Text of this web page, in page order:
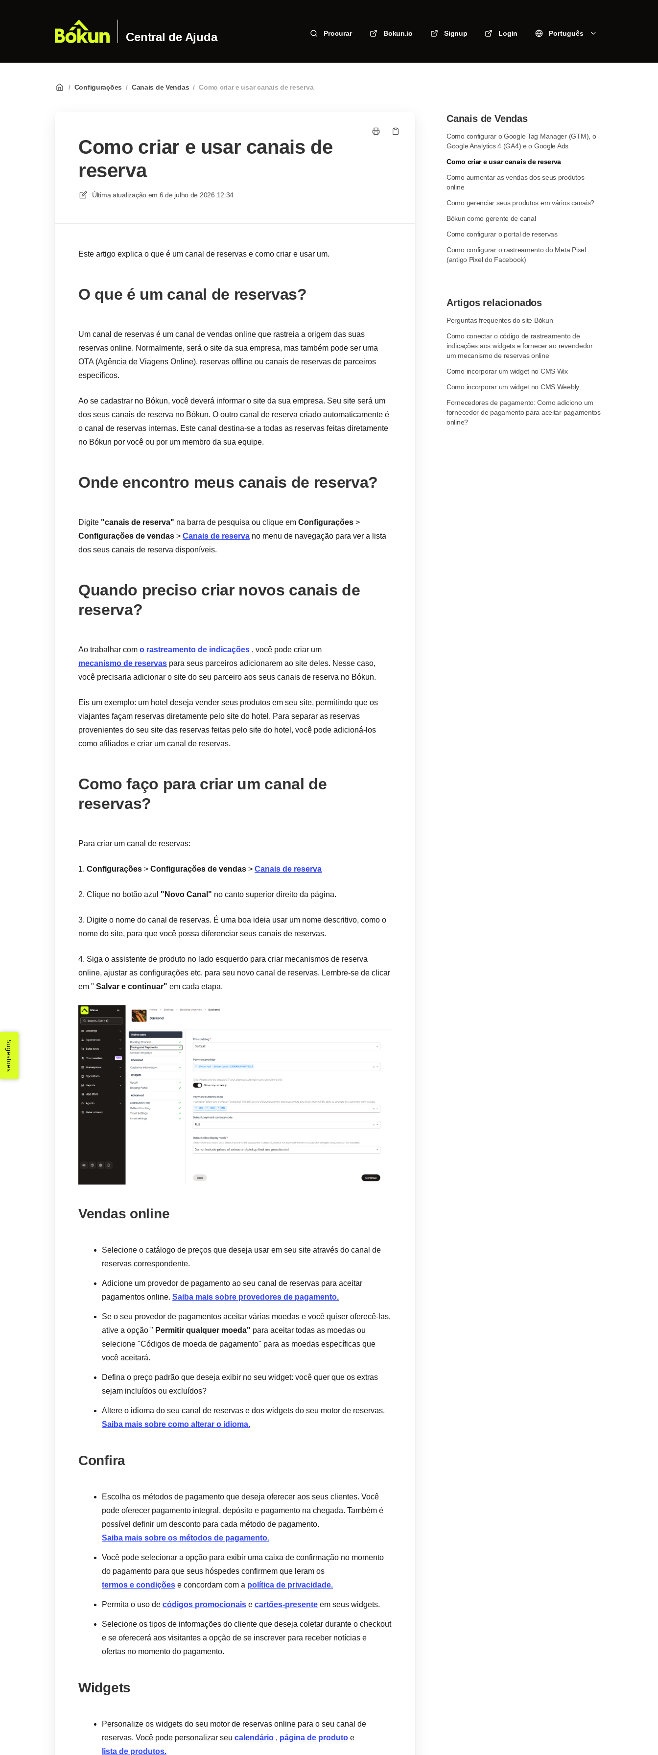
Central de Ajuda Procurar Bokun.io Signup Login Português
/ Configurações / Canais de Vendas / Como criar e usar canais de reserva
Como criar e usar canais de
reserva
Última atualização em 6 de julho de 2026 12:34
Este artigo explica o que é um canal de reservas e como criar e usar um.
O que é um canal de reservas?
Um canal de reservas é um canal de vendas online que rastreia a origem das suas
reservas online. Normalmente, será o site da sua empresa, mas também pode ser uma
OTA (Agência de Viagens Online), reservas offline ou canais de reservas de parceiros
específicos.
Ao se cadastrar no Bókun, você deverá informar o site da sua empresa. Seu site será um
dos seus canais de reserva no Bókun. O outro canal de reserva criado automaticamente é
o canal de reservas internas. Este canal destina-se a todas as reservas feitas diretamente
no Bókun por você ou por um membro da sua equipe.
Onde encontro meus canais de reserva?
Digite "canais de reserva" na barra de pesquisa ou clique em Configurações >
Configurações de vendas > Canais de reserva no menu de navegação para ver a lista
dos seus canais de reserva disponíveis.
Quando preciso criar novos canais de
reserva?
Ao trabalhar com o rastreamento de indicações , você pode criar um
mecanismo de reservas para seus parceiros adicionarem ao site deles. Nesse caso,
você precisaria adicionar o site do seu parceiro aos seus canais de reserva no Bókun.
Eis um exemplo: um hotel deseja vender seus produtos em seu site, permitindo que os
viajantes façam reservas diretamente pelo site do hotel. Para separar as reservas
provenientes do seu site das reservas feitas pelo site do hotel, você pode adicioná-los
como afiliados e criar um canal de reservas.
Como faço para criar um canal de
reservas?
Para criar um canal de reservas:
1. Configurações > Configurações de vendas > Canais de reserva
2. Clique no botão azul "Novo Canal" no canto superior direito da página.
3. Digite o nome do canal de reservas. É uma boa ideia usar um nome descritivo, como o
nome do site, para que você possa diferenciar seus canais de reservas.
4. Siga o assistente de produto no lado esquerdo para criar mecanismos de reserva
online, ajustar as configurações etc. para seu novo canal de reservas. Lembre-se de clicar
em " Salvar e continuar" em cada etapa.
Vendas online
Selecione o catálogo de preços que deseja usar em seu site através do canal de
reservas correspondente.
Adicione um provedor de pagamento ao seu canal de reservas para aceitar
pagamentos online. Saiba mais sobre provedores de pagamento.
Se o seu provedor de pagamentos aceitar várias moedas e você quiser oferecê-las,
ative a opção " Permitir qualquer moeda" para aceitar todas as moedas ou
selecione "Códigos de moeda de pagamento" para as moedas específicas que
você aceitará.
Defina o preço padrão que deseja exibir no seu widget: você quer que os extras
sejam incluídos ou excluídos?
Altere o idioma do seu canal de reservas e dos widgets do seu motor de reservas.
Saiba mais sobre como alterar o idioma.
Confira
Escolha os métodos de pagamento que deseja oferecer aos seus clientes. Você
pode oferecer pagamento integral, depósito e pagamento na chegada. Também é
possível definir um desconto para cada método de pagamento.
Saiba mais sobre os métodos de pagamento.
Você pode selecionar a opção para exibir uma caixa de confirmação no momento
do pagamento para que seus hóspedes confirmem que leram os
termos e condições e concordam com a política de privacidade.
Permita o uso de códigos promocionais e cartões-presente em seus widgets.
Selecione os tipos de informações do cliente que deseja coletar durante o checkout
e se oferecerá aos visitantes a opção de se inscrever para receber notícias e
ofertas no momento do pagamento.
Widgets
Personalize os widgets do seu motor de reservas online para o seu canal de
reservas. Você pode personalizar seu calendário , página de produto e
lista de produtos.
Canais de Vendas
Como configurar o Google Tag Manager (GTM), o
Google Analytics 4 (GA4) e o Google Ads
Como criar e usar canais de reserva
Como aumentar as vendas dos seus produtos
online
Como gerenciar seus produtos em vários canais?
Bókun como gerente de canal
Como configurar o portal de reservas
Como configurar o rastreamento do Meta Pixel
(antigo Pixel do Facebook)
Artigos relacionados
Perguntas frequentes do site Bókun
Como conectar o código de rastreamento de
indicações aos widgets e fornecer ao revendedor
um mecanismo de reservas online
Como incorporar um widget no CMS Wix
Como incorporar um widget no CMS Weebly
Fornecedores de pagamento: Como adiciono um
fornecedor de pagamento para aceitar pagamentos
online?
Sugestões